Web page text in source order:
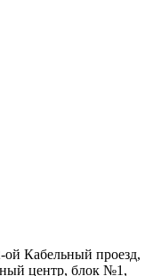
Кабельный проезд,
центр, блок №1,